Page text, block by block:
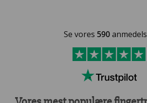
Se vores 590